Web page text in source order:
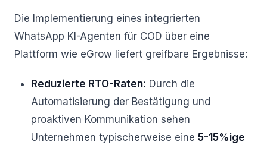
Die Implementierung eines integrierten
WhatsApp KI-Agenten für COD über eine
Plattform wie eGrow liefert greifbare Ergebnisse:
Reduzierte RTO-Raten: Durch die
Automatisierung der Bestätigung und
proaktiven Kommunikation sehen
Unternehmen typischerweise eine 5-15%ige